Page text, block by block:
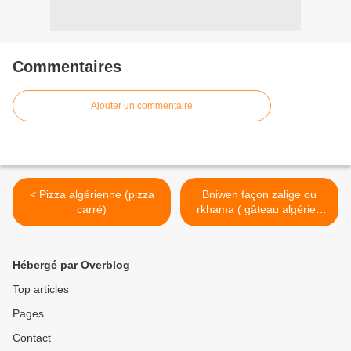
Commentaires
Ajouter un commentaire
< Pizza algérienne (pizza
carré)
Bniwen façon zalige ou
rkhama ( gâteau algérien
aux cacahuètes sans
Hébergé par Overblog
Top articles
Pages
Contact